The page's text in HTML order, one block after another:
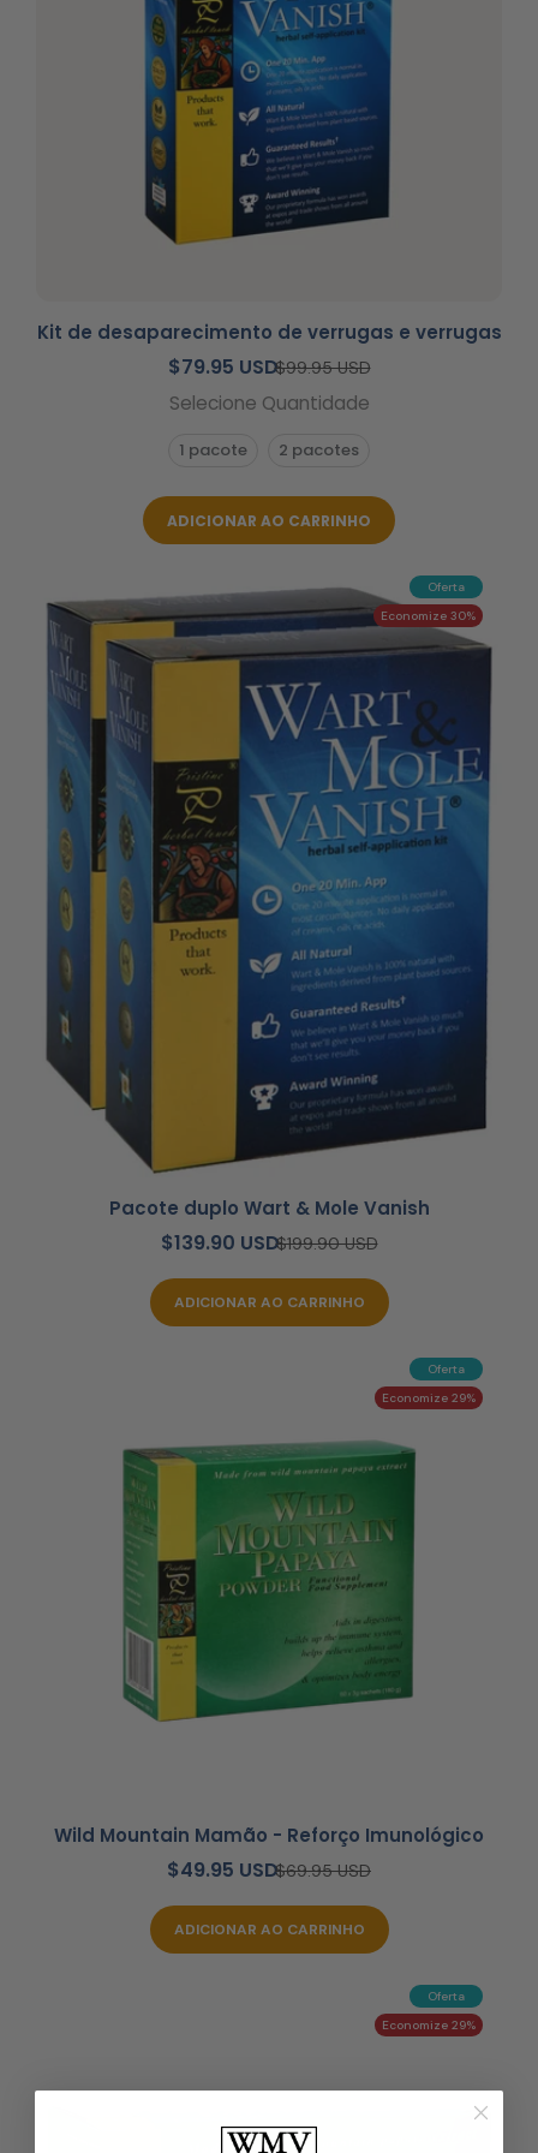
Kit de desaparecimento de verrugas e verrugas
$79.95 USD$99.95 USD
Selecione Quantidade
1 pacote 2 pacotes
ADICIONAR AO CARRINHO
Oferta
Economize 30%
Pacote duplo Wart & Mole Vanish
$139.90 USD$199.90 USD
ADICIONAR AO CARRINHO
Oferta
Economize 29%
Wild Mountain Mamão - Reforço Imunológico
$49.95 USD$69.95 USD
ADICIONAR AO CARRINHO
Oferta
Economize 29%